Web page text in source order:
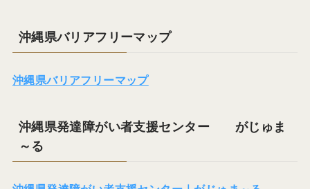
沖縄県バリアフリーマップ
沖縄県バリアフリーマップ
沖縄県発達障がい者支援センター がじゅま
～る